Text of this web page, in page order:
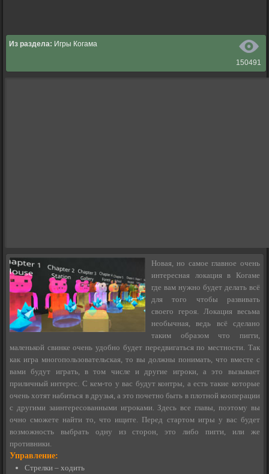
150491
Из раздела: Игры Когама
Новая, но самое главное очень
интересная локация в Когаме
где вам нужно будет делать всё
для того чтобы развивать
своего героя. Локация весьма
необычная, ведь всё сделано
таким образом что пигги,
маленькой свинке очень удобно будет передвигаться по местности. Так
как игра многопользовательская, то вы должны понимать, что вместе с
вами будут играть, в том числе и другие игроки, а это вызывает
приличный интерес. С кем-то у вас будут контры, а есть такие которые
очень хотят набиться в друзья, а это почетно быть в плотной кооперации
с другими заинтересованными игроками. Здесь все главы, поэтому вы
очно сможете найти то, что ищите. Перед стартом игры у вас будет
возможность выбрать одну из сторон, это либо пигги, или же
противники.
Управление:
Стрелки – ходить